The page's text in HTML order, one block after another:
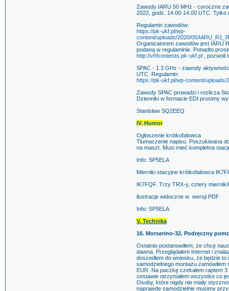
Zawody IARU 50 MHz - coroczne
2022, godz. 14.00-14.00 UTC. Tylko
Regulamin zawodów:
https://pk-ukf.pl/wp-
content/uploads/2020/05/
Organizatorem zawodów jest IARU
podaną w regulaminie. Ponadto
http://vhfcontests.pk-ukf.pl , pozwoli
SPAC - 1.3 GHz - zawody
UTC. Regulamin:
https://pk-ukf.pl/wp-content/uploads/
Zawody SPAC prowadzi i rozlicza
Dzienniki w formacie EDI prosimy
Stanisław SQ2EEQ
IV. Humor
Ogłoszenie krótkofalowca
Tłumaczenie napisu. Poszukiwana
na maszt. Musi mieć kompletna
Info: SP5ELA
Mierniki stacyjne krótkofalowca
IK7FQF. Trzy TRX-y, cztery mierniki!
ilustracje widoczne w wersji PDF
Info: SP5ELA
V. Technika
16. Morserino-32. Podręczny
Ostatnio postanowiłem, że chcę
dawna. Przeglądałem Internet i
doszedłem do wniosku, że będzie
samodzielnego montażu
EUR. Na paczkę czekałem raptem
zestawie otrzymałem wszystko co
Osoby, które nigdy nie miały
naprawdę samodzielnie musimy